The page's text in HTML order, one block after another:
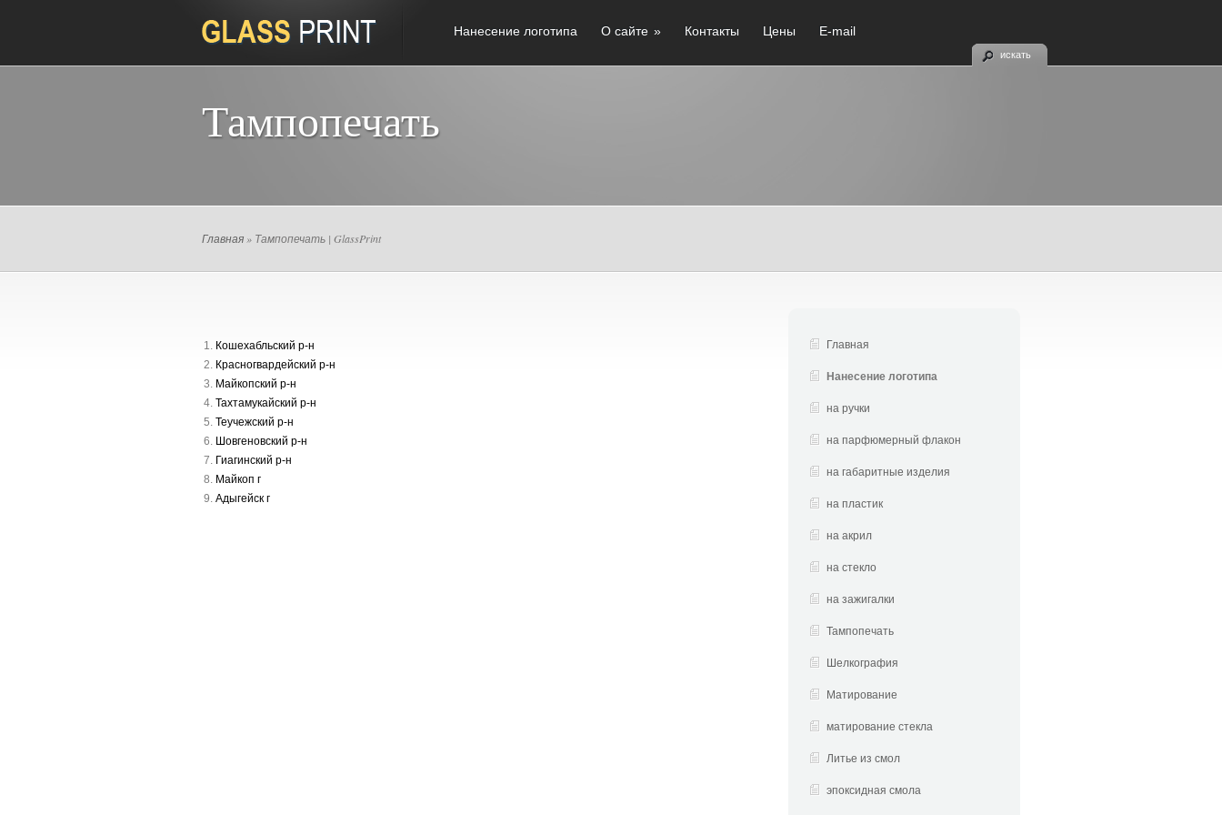
Нанесение логотипа О сайте » Контакты Цены E-mail
искать
Тампопечать
Главная » Тампопечать | GlassPrint
Кошехабльский р-н
Красногвардейский р-н
Майкопский р-н
Тахтамукайский р-н
Теучежский р-н
Шовгеновский р-н
Гиагинский р-н
Майкоп г
Адыгейск г
Главная
Нанесение логотипа
на ручки
на парфюмерный флакон
на габаритные изделия
на пластик
на акрил
на стекло
на зажигалки
Тампопечать
Шелкография
Матирование
матирование стекла
Литье из смол
эпоксидная смола